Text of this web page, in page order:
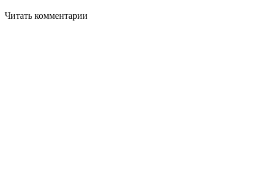
Читать комментарии